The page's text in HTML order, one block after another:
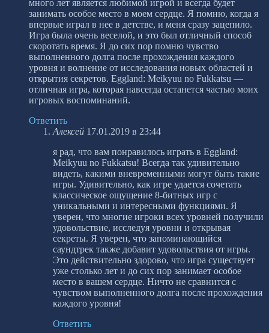
много лет является любимой игрой и всегда будет
занимать особое место в моем сердце. Я помню, когда я
впервые играл в нее в детстве, и меня сразу зацепило.
Игра была очень веселой, и это был отличный способ
скоротать время. Я до сих пор помню чувство
выполненного долга после прохождения каждого
уровня и волнение от исследования новых областей и
открытия секретов. Eggland: Meikyuu no Fukkatsu —
отличная игра, которая навсегда останется частью моих
игровых воспоминаний.
Ответить
Алексей 17.01.2019 в 23:44
я рад, что вам понравилось играть в Eggland:
Meikyuu no Fukkatsu! Всегда так удивительно
видеть, какими вневременными могут быть такие
игры. Удивительно, как игре удается сочетать
классическое ощущение 8-битных игр с
уникальными и интересными функциями. Я
уверен, что многие игроки всех уровней получили
удовольствие, исследуя уровни и открывая
секреты. Я уверен, что запоминающийся
саундтрек также добавит удовольствия от игры.
Это действительно здорово, что игра существует
уже столько лет и до сих пор занимает особое
место в вашем сердце. Ничто не сравнится с
чувством выполненного долга после прохождения
каждого уровня!
Ответить